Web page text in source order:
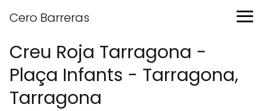
Cero Barreras
Creu Roja Tarragona -
Plaça Infants - Tarragona,
Tarragona